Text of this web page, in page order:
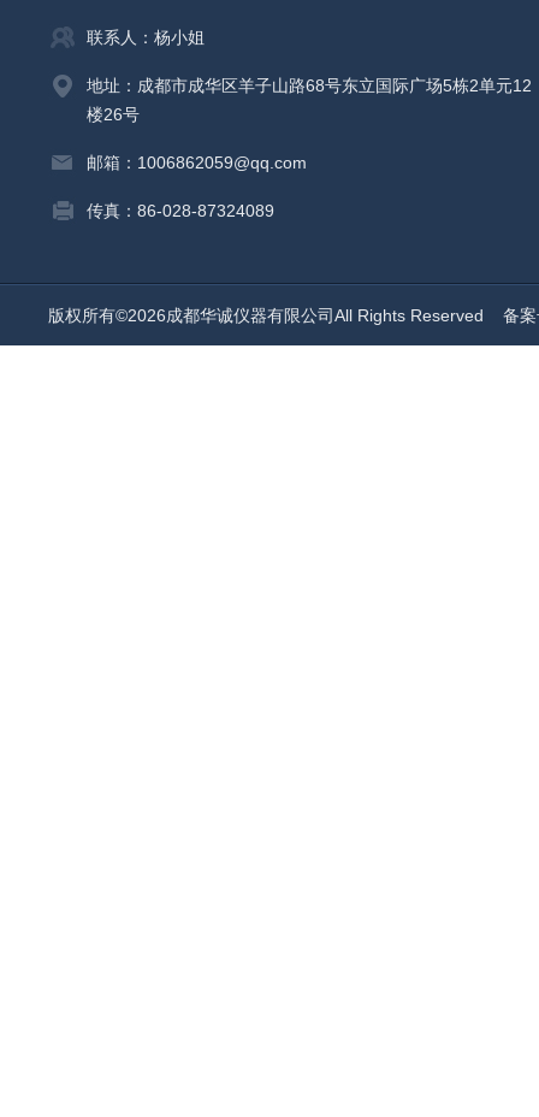
联系人：杨小姐
地址：成都市成华区羊子山路68号东立国际广场5栋2单元12
楼26号
邮箱：1006862059@qq.com
传真：86-028-87324089
版权所有©2026成都华诚仪器有限公司All Rights Reserved 备